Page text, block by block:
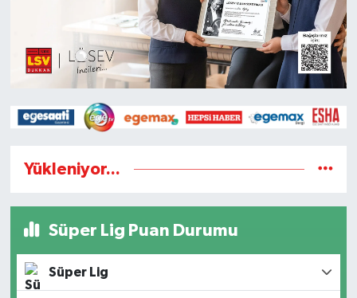
Yükleniyor...
Süper Lig Puan Durumu
Süper Lig